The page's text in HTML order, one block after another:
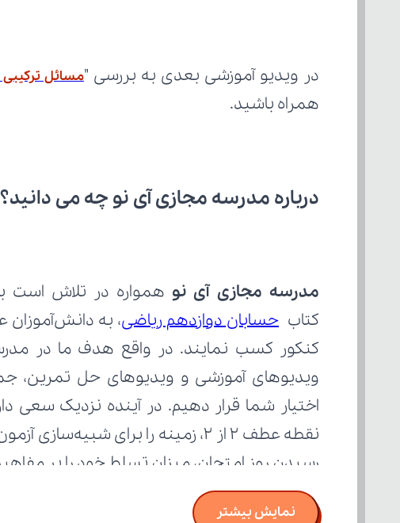
در ویدیو آموزشی بعدی به بررسی "مسائل
همراه باشید.
درباره مدرسه مجازی آی نو چه می‌ دانید؟
مدرسه مجازی آی نو
کتاب حسابان دوازدهم ریاضی
رسیدن روز امتحان، میزان تسلط خود را بر
نمایش بیشتر